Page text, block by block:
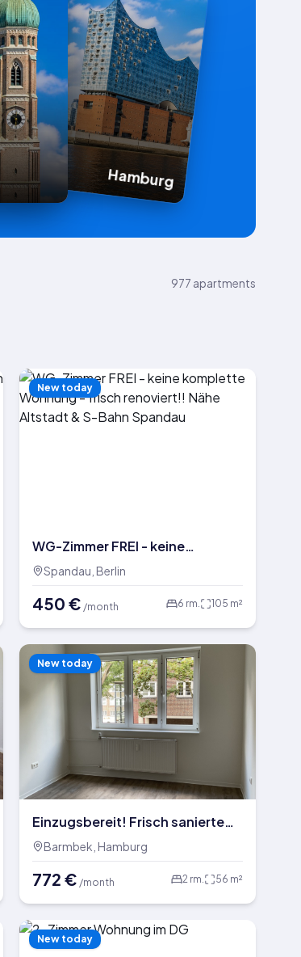
Hamburg
977 apartments
New today
WG-Zimmer FREI - keine
komplette Wohnung - frisch
Bahn Spandau
Spandau, Berlin
450 € /month 6 rm. 105 m²
New today
Einzugsbereit! Frisch sanierte
2,5-Zimmer-Wohnung mit
Barmbek, Hamburg
772 € /month 2 rm. 56 m²
New today